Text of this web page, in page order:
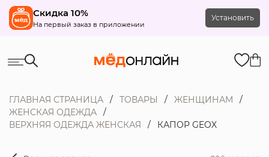
Скидка 10%
На первый заказ в приложении
Установить
ГЛАВНАЯ СТРАНИЦА ТОВАРЫ
ЖЕНЩИНАМ
ЖЕНСКАЯ ОДЕЖДА
ВЕРХНЯЯ ОДЕЖДА ЖЕНСКАЯ
КАПОР GEOX